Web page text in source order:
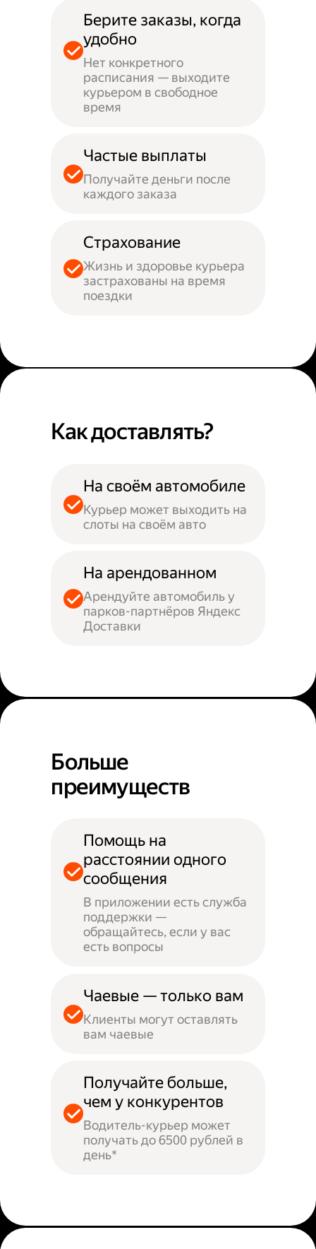
Берите заказы, когда
удобно
Нет конкретного
расписания — выходите
курьером в свободное
время
Частые выплаты
Получайте деньги после
каждого заказа
Страхование
Жизнь и здоровье курьера
застрахованы на время
поездки
Как доставлять?
На своём автомобиле
Курьер может выходить на
слоты на своём авто
На арендованном
Арендуйте автомобиль у
парков-партнёров Яндекс
Доставки
Больше
преимуществ
Помощь на
расстоянии одного
сообщения
В приложении есть служба
поддержки —
обращайтесь, если у вас
есть вопросы
Чаевые — только вам
Клиенты могут оставлять
вам чаевые
Получайте больше,
чем у конкурентов
Водитель-курьер может
получать до 6500 рублей в
день*